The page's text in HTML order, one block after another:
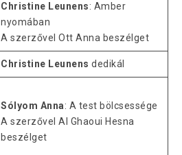
Christine Leunens: Amber
nyomában
A szerzővel Ott Anna beszélget
Christine Leunens dedikál
Sólyom Anna: A test bölcsessége
A szerzővel Al Ghaoui Hesna
beszélget